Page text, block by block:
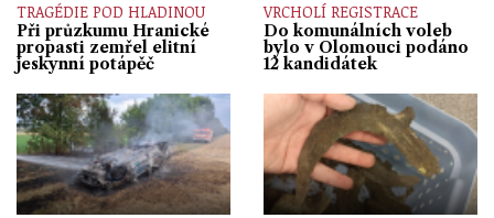
TRAGÉDIE POD HLADINOU
Při průzkumu Hranické
propasti zemřel elitní
jeskynní potápěč
VRCHOLÍ REGISTRACE
Do komunálních voleb
bylo v Olomouci podáno
12 kandidátek